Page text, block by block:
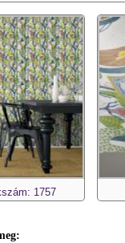
1757